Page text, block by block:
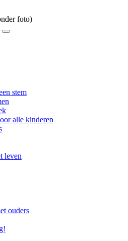
foto)
stem
alle kinderen
leven
ouders